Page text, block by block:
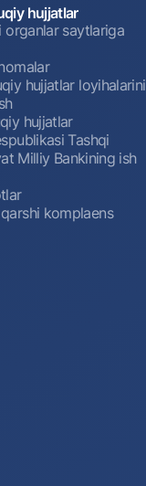
hujjatlar
organlar saytlariga
hujjatlar loyihalarini
hujjatlar
Tashqi
Milliy Bankining ish
komplaens